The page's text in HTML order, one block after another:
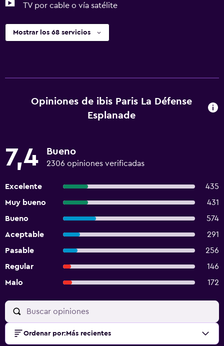
TV por cable o vía satélite
Mostrar los 68 servicios
Opiniones de ibis Paris La Défense
Esplanade
7,4 Bueno
2306 opiniones verificadas
Excelente
435
Muy bueno
431
Bueno
574
Aceptable
291
Pasable
256
Regular
146
Malo
172
Ordenar por: Más recientes